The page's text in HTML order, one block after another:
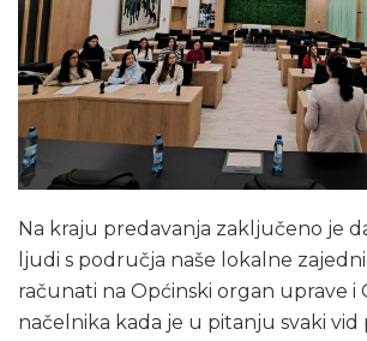
Na kraju predavanja zaključeno je
ljudi s područja naše lokalne
računati na Općinski organ uprave i
načelnika kada je u pitanju svaki vid